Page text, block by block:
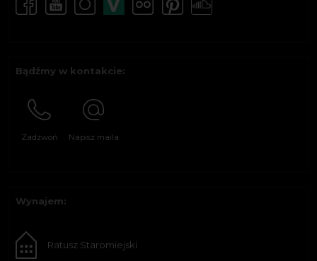
Bądźmy w kontakcie:
Zadzwoń Napisz maila
Wynajem:
Ratusz Staromiejski